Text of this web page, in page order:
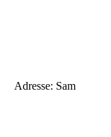
Adresse: Sam